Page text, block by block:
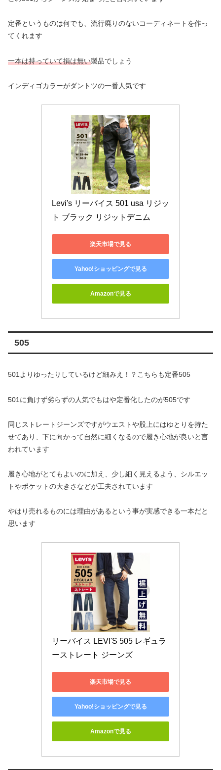
定番というものは何でも、流行廃りのないコーディネートを作っ
てくれます
一本は持っていて損は無い製品でしょう
インディゴカラーがダントツの一番人気です
Levi's リーバイス 501 usa リジッ
ト ブラック リジットデニム
楽天市場で見る
Yahoo!ショッピングで見る
Amazonで見る
505
501よりゆったりしているけど細みえ！？こちらも定番505
501に負けず劣らずの人気でもはや定番化したのが505です
同じストレートジーンズですがウエストや股上にはゆとりを持た
せてあり、下に向かって自然に細くなるので履き心地が良いと言
われています
履き心地がとてもよいのに加え、少し細く見えるよう、シルエッ
トやポケットの大きさなどが工夫されています
やはり売れるものには理由があるという事が実感できる一本だと
思います
リーバイス LEVI'S 505 レギュラ
ーストレート ジーンズ
楽天市場で見る
Yahoo!ショッピングで見る
Amazonで見る